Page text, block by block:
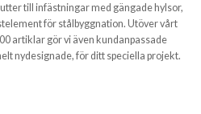
till infästningar med gängade hylsor,
för stålbyggnation. Utöver vårt
artiklar gör vi även kundanpassade
nydesignade, för ditt speciella projekt.